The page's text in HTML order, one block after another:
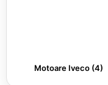
Motoare Iveco (4)